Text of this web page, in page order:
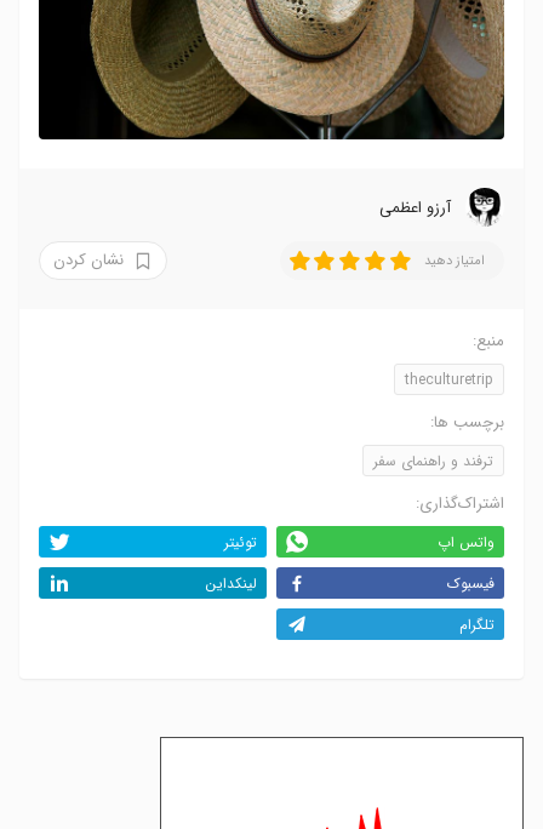
آرزو اعظمی
امتیاز دهید نشان کردن
منبع:
theculturetrip
برچسب ها:
ترفند و راهنمای سفر
اشتراک‌گذاری:
واتس اپ
توئیتر
فیسبوک
لینکداین
تلگرام